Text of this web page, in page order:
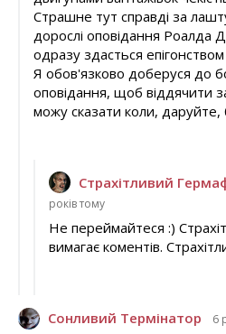
Страшне тут справді за
дорослі оповідання Роалда
одразу здасться епігонством
Я обов'язково доберуся до
оповідання, щоб віддячити
можу сказати коли, даруйте,
Страхітливий
років тому
Не переймайтеся :)
вимагає коментів.
Сонливий Термінатор 6